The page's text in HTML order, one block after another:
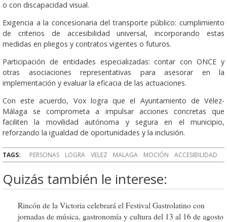
o con discapacidad visual.
Exigencia a la concesionaria del transporte público: cumplimiento
de criterios de accesibilidad universal, incorporando estas
medidas en pliegos y contratos vigentes o futuros.
Participación de entidades especializadas: contar con ONCE y
otras asociaciones representativas para asesorar en la
implementación y evaluar la eficacia de las actuaciones.
Con este acuerdo, Vox logra que el Ayuntamiento de Vélez-
Málaga se comprometa a impulsar acciones concretas que
faciliten la movilidad autónoma y segura en el municipio,
reforzando la igualdad de oportunidades y la inclusión.
TAGS: PERSONAS LOGRA VELEZ MALAGA MOCIÓN ACCESIBILIDAD
Quizás también le interese:
Rincón de la Victoria celebrará el Festival Gastrolatino con
jornadas de música, gastronomía y cultura del 13 al 16 de agosto